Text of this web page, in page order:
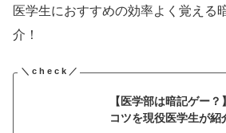
医学生におすすめの効率よく覚える
介！
【医学部は暗記ゲー
コツを現役医学生が紹